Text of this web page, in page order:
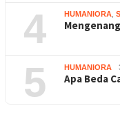
4 HUMANIORA
5 HUMANIORA
Apa Beda